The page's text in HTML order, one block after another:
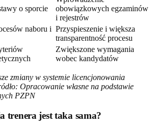
o sporcie
obowiązkowych egzaminów
i rejestrów
naboru i Przyspieszenie i większa
transparentność procesu
Zwiększone wymagania
wobec kandydatów
zmiany w systemie licencjonowania
Opracowanie własne na podstawie
PZPN
trenera jest taka sama?